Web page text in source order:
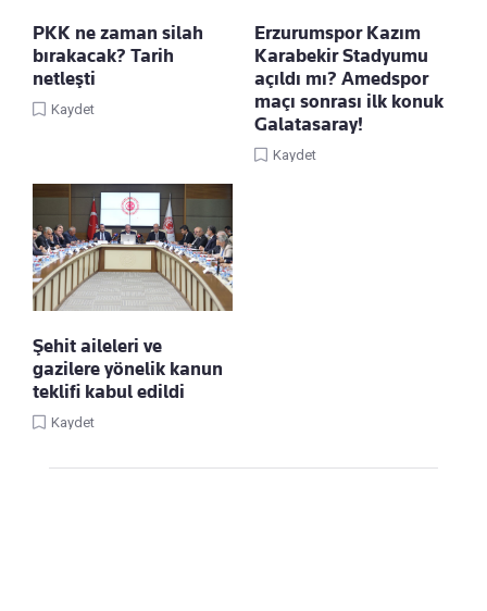
PKK ne zaman silah
bırakacak? Tarih
netleşti
Kaydet
Erzurumspor Kazım
Karabekir Stadyumu
açıldı mı? Amedspor
maçı sonrası ilk konuk
Galatasaray!
Kaydet
Şehit aileleri ve
gazilere yönelik kanun
teklifi kabul edildi
Kaydet